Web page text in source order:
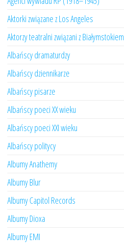
Aktorki związane z Los Angeles
Aktorzy teatralni związani z Białymstokiem
Albańscy dramaturdzy
Albańscy dziennikarze
Albańscy pisarze
Albańscy poeci XX wieku
Albańscy poeci XXI wieku
Albańscy politycy
Albumy Anathemy
Albumy Blur
Albumy Capitol Records
Albumy Dioxa
Albumy EMI